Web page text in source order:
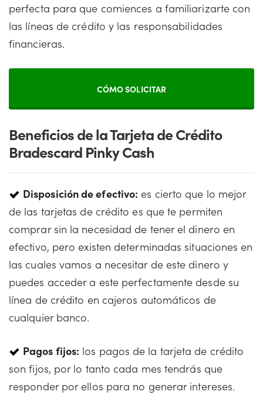
perfecta para que comiences a familiarizarte con
las líneas de crédito y las responsabilidades
financieras.
CÓMO SOLICITAR
Beneficios de la Tarjeta de Crédito
Bradescard Pinky Cash
Disposición de efectivo: es cierto que lo mejor
de las tarjetas de crédito es que te permiten
comprar sin la necesidad de tener el dinero en
efectivo, pero existen determinadas situaciones en
las cuales vamos a necesitar de este dinero y
puedes acceder a este perfectamente desde su
línea de crédito en cajeros automáticos de
cualquier banco.
Pagos fijos: los pagos de la tarjeta de crédito
son fijos, por lo tanto cada mes tendrás que
responder por ellos para no generar intereses.